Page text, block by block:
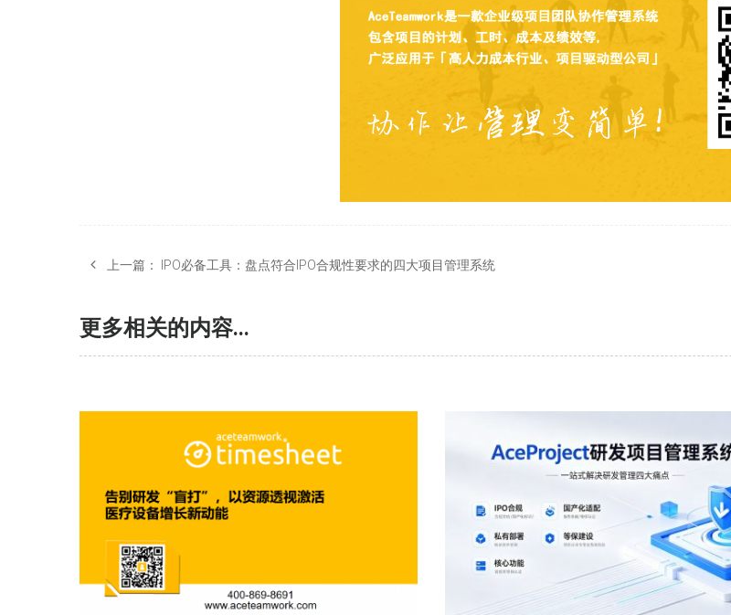
上一篇： IPO必备工具：盘点符合IPO合规性要求的四大项目管理系统
更多相关的内容...